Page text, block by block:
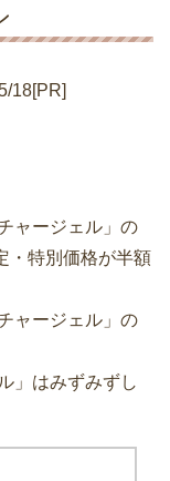
18[PR]
ャージェル」の
・特別価格が半額
ャージェル」の
」はみずみずし